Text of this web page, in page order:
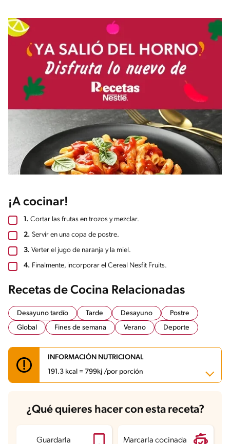
¡A cocinar!
1. Cortar las frutas en trozos y mezclar.
2. Servir en una copa de postre.
3. Verter el jugo de naranja y la miel.
4. Finalmente, incorporar el Cereal Nesfit Fruits.
Recetas de Cocina Relacionadas
Desayuno tardío Tarde Desayuno
Postre
Global
Fines de semana Verano Deporte
INFORMACIÓN NUTRICIONAL
191.3 kcal = 799kj /por porción
Carbohidratos 47.4 g
Energía 191.3 kcal
Proteína
¿Qué quieres hacer con esta receta?
Guardarla Marcarla cocinada